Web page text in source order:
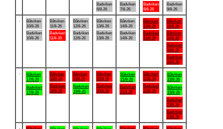
Badviken
6/8-26
Badviken
7/8-26
Badviken
8/8-26
Badviken
9/8-26
Båtviken
10/8-26
Badviken
10/8-26
Båtviken
11/8-26
Badviken
11/8-26
Båtviken
12/8-26
Badviken
12/8-26
Båtviken
13/8-26
Badviken
13/8-26
Båtviken
14/8-26
Badviken
14/8-26
Båtviken
15/8-26
Badviken
15/8-26
Båtviken
16/8-26
Båtviken
16/8-26
Badviken
16/8-26
Badviken
16/8-26
Båtviken
17/8-26
Badviken
17/8-26
Båtviken
18/8-26
Badviken
18/8-26
Båtviken
19/8-26
Badviken
19/8-26
Båtviken
20/8-26
Badviken
20/8-26
Båtviken
21/8-26
Badviken
21/8-26
Båtviken
22/8-26
Badviken
22/8-26
Båtviken
23/8-26
Båtviken
23/8-26
Badviken
23/8-26
Badviken
23/8-26